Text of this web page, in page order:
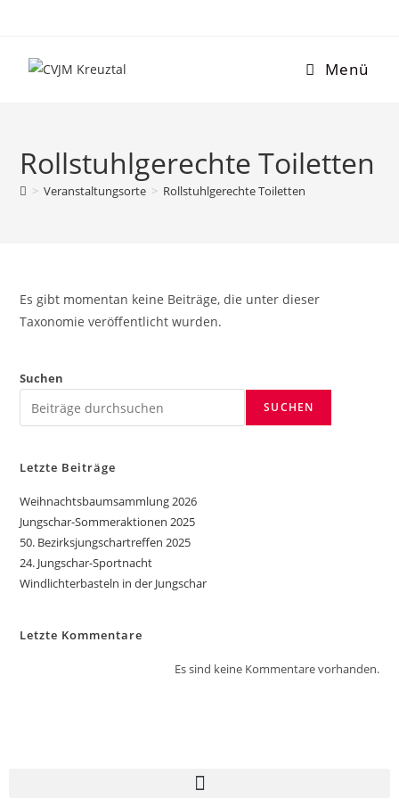
Menü
Rollstuhlgerechte Toiletten
> Veranstaltungsorte > Rollstuhlgerechte Toiletten
Es gibt momentan keine Beiträge, die unter dieser
Taxonomie veröffentlicht wurden.
Suchen
SUCHEN
Letzte Beiträge
Weihnachtsbaumsammlung 2026
Jungschar-Sommeraktionen 2025
50. Bezirksjungschartreffen 2025
24. Jungschar-Sportnacht
Windlichterbasteln in der Jungschar
Letzte Kommentare
Es sind keine Kommentare vorhanden.